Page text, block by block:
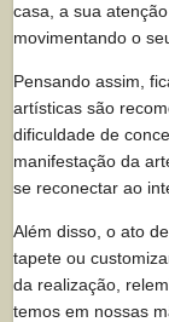
casa, a sua
movimentando o
Pensando assim,
artísticas são
dificuldade de
manifestação da
se reconectar ao
Além disso, o ato
tapete ou
da realização,
temos em nossas